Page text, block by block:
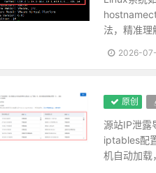
居轩冕之中，不可无山林的气味；
处世不必邀功，无过便是功；与人
事穷势蹙之人，当原其初心；功成
居卑而后知登高之为危，处晦而
放得功名富贵之心下，便可脱凡；
利欲未尽害心，意见乃害心之蟊贼
人情反覆，世路崎岖。行不去处，
待小人不难于严，而难于不恶；待
法，精准理
2026-
原创
源站IP泄露
iptables配
机自动加载